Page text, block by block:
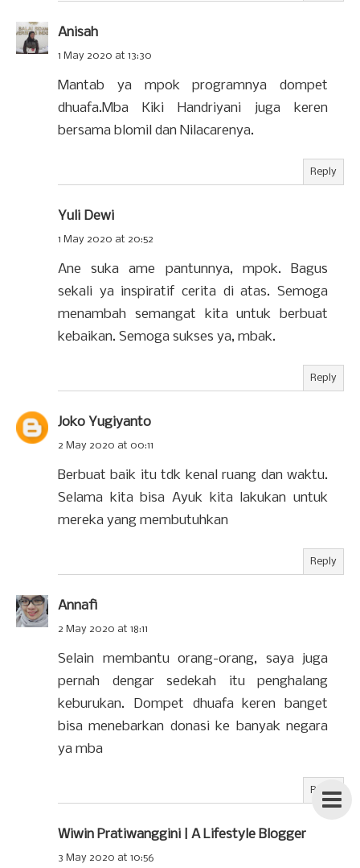
Anisah
1 May 2020 at 13:30
Mantab ya mpok programnya dompet
dhuafa.Mba Kiki Handriyani juga keren
bersama blomil dan Nilacarenya.
Reply
Yuli Dewi
1 May 2020 at 20:52
Ane suka ame pantunnya, mpok. Bagus
sekali ya inspiratif cerita di atas. Semoga
menambah semangat kita untuk berbuat
kebaikan. Semoga sukses ya, mbak.
Reply
Joko Yugiyanto
2 May 2020 at 00:11
Berbuat baik itu tdk kenal ruang dan waktu.
Selama kita bisa Ayuk kita lakukan untuk
mereka yang membutuhkan
Reply
Annafi
2 May 2020 at 18:11
Selain membantu orang-orang, saya juga
pernah dengar sedekah itu penghalang
keburukan. Dompet dhuafa keren banget
bisa menebarkan donasi ke banyak negara
ya mba
Reply
Wiwin Pratiwanggini | A Lifestyle Blogger
3 May 2020 at 10:56